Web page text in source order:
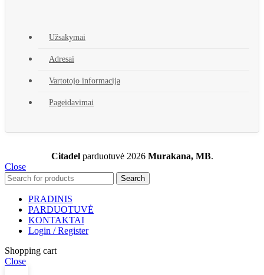
Užsakymai
Adresai
Vartotojo informacija
Pageidavimai
Citadelparduotuvė 2026 Murakana, MB.
Close
Search
PRADINIS
PARDUOTUVĖ
KONTAKTAI
Login / Register
Shopping cart
Close